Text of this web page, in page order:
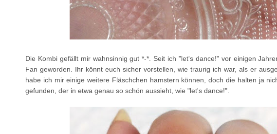
Die Kombi gefällt mir wahnsinnig gut *-*. Seit ich "let's dance!" vor einigen
Fan geworden. Ihr könnt euch sicher vorstellen, wie traurig ich war, als er
habe ich mir einige weitere Fläschchen hamstern können, doch die halten ja
gefunden, der in etwa genau so schön aussieht, wie "let's dance!".